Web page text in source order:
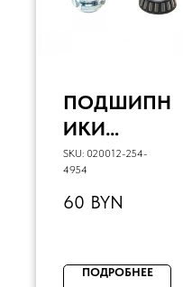
ПОДШИПН
ИКИ
ТРАВЕРСЫ
(КОМПЛ.)
KAYO KLX,
SKU: 020012-254-
4954
60 BYN
ПОДРОБНЕЕ